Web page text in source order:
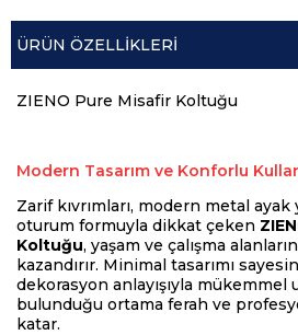
ÜRÜN ÖZELLIKLERI
ZIENO Pure Misafir Koltuğu
Modern Tasarım ve Konforlu
Zarif kıvrımları, modern metal ayak
oturum formuyla dikkat çeken
Koltuğu, yaşam ve çalışma
kazandırır. Minimal tasarımı
dekorasyon anlayışıyla mükemmel
bulunduğu ortama ferah ve
katar.